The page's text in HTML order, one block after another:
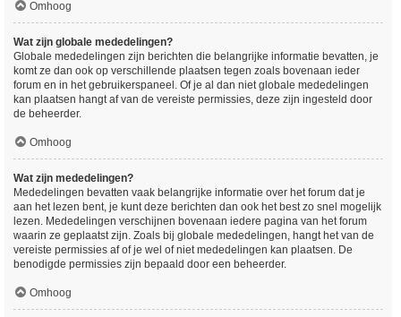
Omhoog
Wat zijn globale mededelingen?
Globale mededelingen zijn berichten die belangrijke informatie bevatten, je
komt ze dan ook op verschillende plaatsen tegen zoals bovenaan ieder
forum en in het gebruikerspaneel. Of je al dan niet globale mededelingen
kan plaatsen hangt af van de vereiste permissies, deze zijn ingesteld door
de beheerder.
Omhoog
Wat zijn mededelingen?
Mededelingen bevatten vaak belangrijke informatie over het forum dat je
aan het lezen bent, je kunt deze berichten dan ook het best zo snel mogelijk
lezen. Mededelingen verschijnen bovenaan iedere pagina van het forum
waarin ze geplaatst zijn. Zoals bij globale mededelingen, hangt het van de
vereiste permissies af of je wel of niet mededelingen kan plaatsen. De
benodigde permissies zijn bepaald door een beheerder.
Omhoog